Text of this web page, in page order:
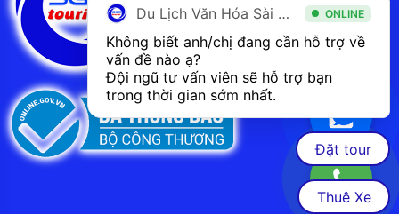
Du Lịch Văn Hóa Sài Gòn ONLINE
Không biết anh/chị đang cần hỗ trợ về
vấn đề nào ạ?
Đội ngũ tư vấn viên sẽ hỗ trợ bạn
trong thời gian sớm nhất.
Đặt tour
Thuê Xe